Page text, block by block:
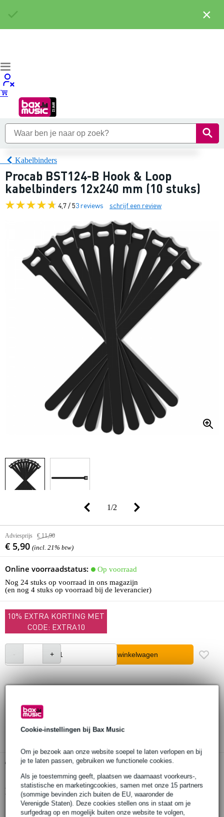
Cookie-instellingen bij Bax Music
Om je bezoek aan onze website soepel te laten verlopen en bij
je te laten passen, gebruiken we functionele cookies.
Als je toestemming geeft, plaatsen we daarnaast voorkeurs-,
statistische en marketingcookies, samen met onze 15 partners
(sommige bevinden zich buiten de EU, waaronder de
Verenigde Staten). Deze cookies stellen ons in staat om je
surfgedrag op en mogelijk buiten onze website te volgen,
Kabelbinders
Procab BST124-B Hook & Loop
kabelbinders 12x240 mm (10 stuks)
4,7 / 53 reviews schrijf een review
1/2
Adviesprijs € 11,90
€ 5,90 (incl. 21% btw)
Online voorraadstatus:
Op voorraad
Nog 24 stuks op voorraad in ons magazijn
(en nog 4 stuks op voorraad bij de leverancier)
10% EXTRA KORTING MET
CODE: EXTRA10
In winkelwagen
30 dagen 'niet goed geld terug' garantie
Gratis ophalen in de winkel
Productinformatie
herbruikbare kabelbinders
×